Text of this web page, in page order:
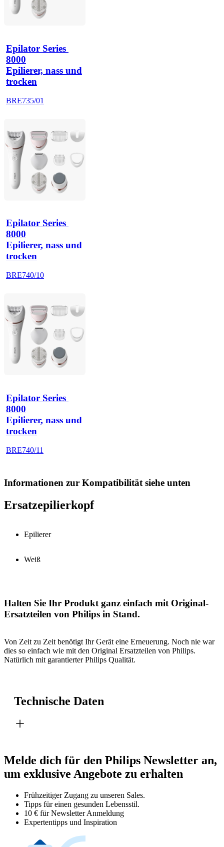
Epilator Series
8000
Epilierer, nass und
trocken
BRE735/01
Epilator Series
8000
Epilierer, nass und
trocken
BRE740/10
Epilator Series
8000
Epilierer, nass und
trocken
BRE740/11
Informationen zur Kompatibilität siehe unten
Ersatzepilierkopf
Epilierer
Weiß
Halten Sie Ihr Produkt ganz einfach mit Original-
Ersatzteilen von Philips in Stand.
Von Zeit zu Zeit benötigt Ihr Gerät eine Erneuerung. Noch nie war
dies so einfach wie mit den Original Ersatzteilen von Philips.
Natürlich mit garantierter Philips Qualität.
Technische Daten
Melde dich für den Philips Newsletter an,
um exklusive Angebote zu erhalten
Frühzeitiger Zugang zu unseren Sales.
Tipps für einen gesunden Lebensstil.
10 € für Newsletter Anmeldung
Expertentipps und Inspiration